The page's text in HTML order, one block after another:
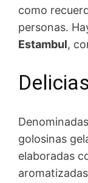
como
personas.
Estambul,
Denominadas
golosinas
elaboradas